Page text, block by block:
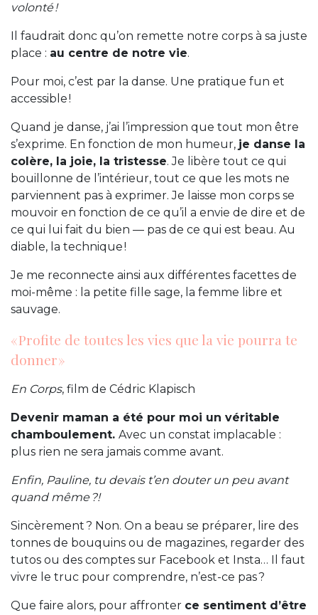
volonté !
Il faudrait donc qu’on remette notre corps à sa juste
place : au centre de notre vie.
Pour moi, c’est par la danse. Une pratique fun et
accessible !
Quand je danse, j’ai l’impression que tout mon être
s’exprime. En fonction de mon humeur, je danse la
colère, la joie, la tristesse. Je libère tout ce qui
bouillonne de l’intérieur, tout ce que les mots ne
parviennent pas à exprimer. Je laisse mon corps se
mouvoir en fonction de ce qu’il a envie de dire et de
ce qui lui fait du bien — pas de ce qui est beau. Au
diable, la technique !
Je me reconnecte ainsi aux différentes facettes de
moi-même : la petite fille sage, la femme libre et
sauvage.
« Profite de toutes les vies que la vie pourra te
donner »
En Corps, film de Cédric Klapisch
Devenir maman a été pour moi un véritable
chamboulement. Avec un constat implacable :
plus rien ne sera jamais comme avant.
Enfin, Pauline, tu devais t’en douter un peu avant
quand même ?!
Sincèrement ? Non. On a beau se préparer, lire des
tonnes de bouquins ou de magazines, regarder des
tutos ou des comptes sur Facebook et Insta… Il faut
vivre le truc pour comprendre, n’est-ce pas ?
Que faire alors, pour affronter ce sentiment d’être